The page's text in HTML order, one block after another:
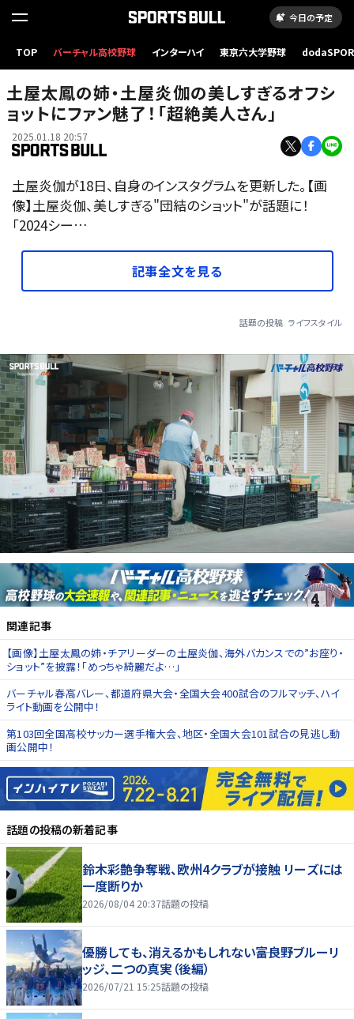
今日の予定
TOP バーチャル高校野球 インターハイ 東京六大学野球
土屋太鳳の姉・土屋炎伽の美しすぎるオフシ
ョットにファン魅了！「超絶美人さん」
2025.01.18 20:57
土屋炎伽が18日、自身のインスタグラムを更新した。【画
像】土屋炎伽、美しすぎる"団結のショット"が話題に！
「2024シー…
記事全文を見る
話題の投稿 ライフスタイル
関連記事
【画像】土屋太鳳の姉・チアリーダーの土屋炎伽、海外バカンスでの”お座り・
ショット”を披露！「めっちゃ綺麗だよ…」
バーチャル春高バレー、都道府県大会・全国大会400試合のフルマッチ、ハイ
ライト動画を公開中！
第103回全国高校サッカー選手権大会、地区・全国大会101試合の見逃し動
画公開中！
話題の投稿の新着記事
鈴木彩艶争奪戦、欧州4クラブが接触 リーズには
一度断りか
2026/08/04 20:37話題の投稿
優勝しても、消えるかもしれない――富良野ブルーリ
ッジ、二つの真実（後編）
2026/07/21 15:25話題の投稿